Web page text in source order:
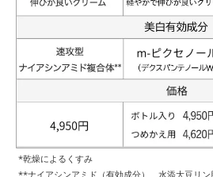
*乾燥によるくすみ
**ナイアシンアミド（有効成分）、水添大豆リ